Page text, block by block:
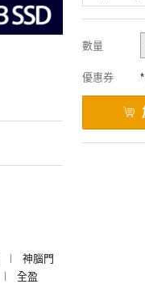
神腦門
全盈
數量
優惠券